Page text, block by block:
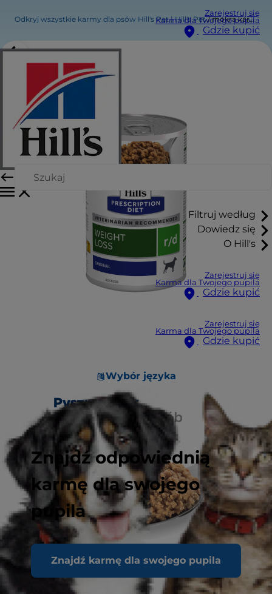
Zarejestruj się
Karma dla Twojego pupila
Gdzie kupić
Filtruj według
Dowiedz się
O Hill's
Zarejestruj się
Karma dla Twojego pupila
Gdzie kupić
Zarejestruj się
Karma dla Twojego pupila
Gdzie kupić
Wybór języka
Znajdź odpowiednią
karmę dla swojego
pupila
Znajdź karmę dla swojego pupila
Odkryj wszystkie karmy dla psów Hill's Pet | Hill's Pet mokra karma dla psów r/d